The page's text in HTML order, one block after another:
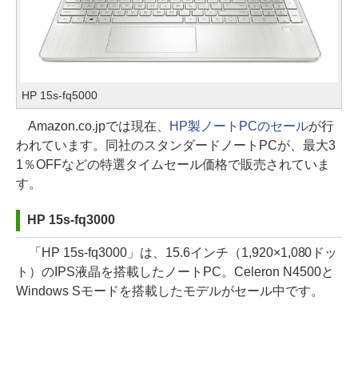
HP 15s-fq5000
Amazon.co.jpでは現在、 HP製ノートPCのセールが行
われています。同社のスタンダードノートPCが、最大3
1％OFFなどの特選タイムセール価格で販売されていま
す。
HP 15s-fq3000
「HP 15s-fq3000」は、15.6インチ（1,920×1,080ドッ
ト）のIPS液晶を搭載したノートPC。Celeron N4500と
Windows Sモードを搭載したモデルがセール中です。